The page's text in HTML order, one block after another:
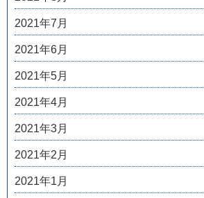
2021年7月
2021年6月
2021年5月
2021年4月
2021年3月
2021年2月
2021年1月